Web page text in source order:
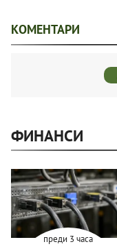
КОМЕНТАРИ
ФИНАНСИ
преди 3 часа